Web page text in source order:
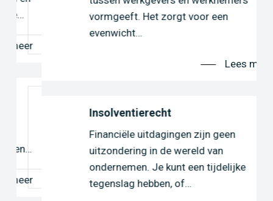
vormgeeft. Het zorgt voor een
evenwicht…
Lees meer
Insolventierecht
Financiële uitdagingen zijn geen
uitzondering in de wereld van
ondernemen. Je kunt een tijdelijke
tegenslag hebben, of…